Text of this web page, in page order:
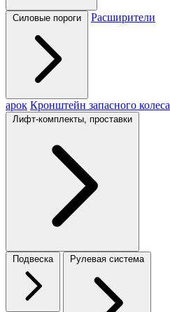
Силовые пороги Расширители
арок Кронштейн запасного колеса
Лифт-комплекты, проставки
Подвеска Рулевая система